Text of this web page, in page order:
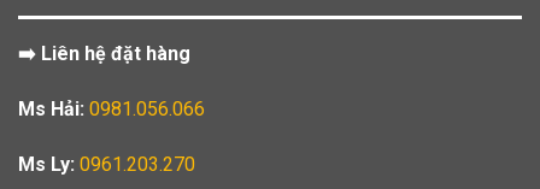
➡️ Liên hệ đặt hàng
Ms Hải: 0981.056.066
Ms Ly: 0961.203.270